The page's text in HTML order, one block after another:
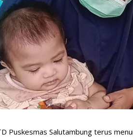
Puskesmas Salutambung terus